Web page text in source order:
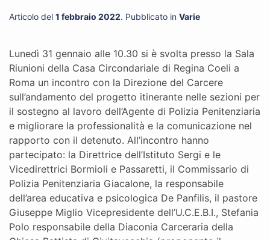
Articolo del 1 febbraio 2022. Pubblicato in Varie
Lunedì 31 gennaio alle 10.30 si è svolta presso la Sala
Riunioni della Casa Circondariale di Regina Coeli a
Roma un incontro con la Direzione del Carcere
sull’andamento del progetto itinerante nelle sezioni per
il sostegno al lavoro dell’Agente di Polizia Penitenziaria
e migliorare la professionalità e la comunicazione nel
rapporto con il detenuto. All’incontro hanno
partecipato: la Direttrice dell’Istituto Sergi e le
Vicedirettrici Bormioli e Passaretti, il Commissario di
Polizia Penitenziaria Giacalone, la responsabile
dell’area educativa e psicologica De Panfilis, il pastore
Giuseppe Miglio Vicepresidente dell’U.C.E.B.I., Stefania
Polo responsabile della Diaconia Carceraria della